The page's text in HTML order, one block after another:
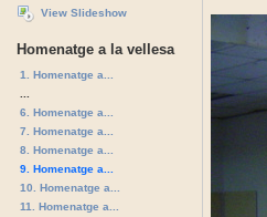
View Slideshow
Homenatge a la vellesa
1. Homenatge a...
6. Homenatge a...
7. Homenatge a...
8. Homenatge a...
9. Homenatge a...
10. Homenatge a...
11. Homenatge a...